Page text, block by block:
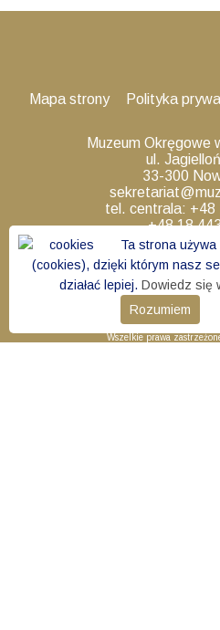
Mapa strony Polityka
Muzeum Okręgowe
ul.
33-300
tel. centrala: +48
+48 18
fax –
RIK 13/99 z dn.
NIP 734-
REGON
Nr konta bankowego
8864
Wszelkie prawa
Ta strona
(cookies), dzięki którym nasz
działać lepiej. Dowiedz się
Rozumiem